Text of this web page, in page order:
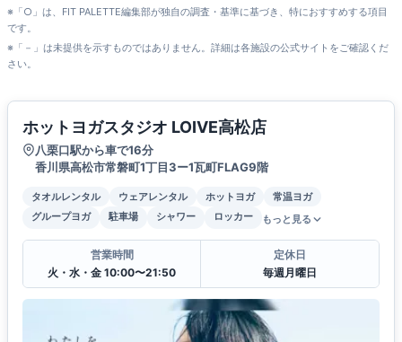
※「○」は、FIT PALETTE編集部が独自の調査・基準に基づき、特におすすめする項目
です。
※「－」は未提供を示すものではありません。詳細は各施設の公式サイトをご確認くだ
さい。
ホットヨガスタジオ LOIVE高松店
八栗口駅から車で16分
香川県高松市常磐町1丁目3ー1瓦町FLAG9階
タオルレンタル ウェアレンタル ホットヨガ
常温ヨガ
グループヨガ
駐車場 シャワー ロッカー もっと見る
営業時間
火・水・金 10:00〜21:50
定休日
毎週月曜日